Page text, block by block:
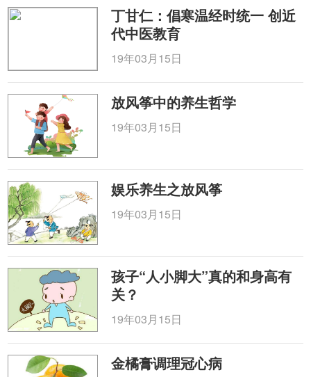
丁甘仁：倡寒温经时统一 创近
代中医教育
19年03月15日
放风筝中的养生哲学
19年03月15日
娱乐养生之放风筝
19年03月15日
孩子“人小脚大”真的和身高有
关？
19年03月15日
金橘膏调理冠心病